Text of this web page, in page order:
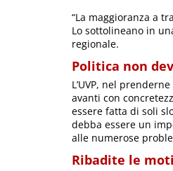
“La maggioranza a
Lo sottolineano in
regionale.
Politica non
L’UVP, nel
avanti con
essere fatta di soli
debba essere un
alle numerose
Ribadite le